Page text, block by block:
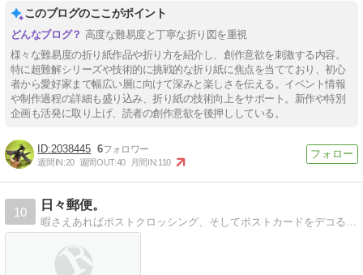
このブログのここがポイント
高度な難易度と丁寧な折り図を重視
様々な難易度の折り紙作品や折り方を紹介し、創作意欲を刺激する内容。
特に超難解シリーズや技術的に挑戦的な折り紙に焦点を当てており、初心
者から愛好家まで幅広い層に向けて深みと楽しさを伝える。イベント情報
や制作過程の詳細も盛り込み、折り紙の技術向上をサポート。新作や特別
企画も活発に取り上げ、読者の創作意欲を後押ししている。
2038445 6
週間IN:20 週間OUT:40 月間IN:110
10
日々郵便。